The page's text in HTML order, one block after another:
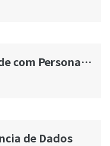
Festival de Tecnologia Verde com Personagens Sanrio
de Dados